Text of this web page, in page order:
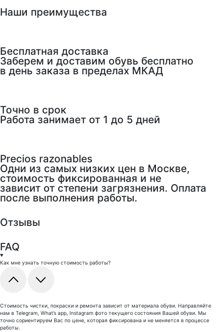
Наши преимущества
Бесплатная доставка
Заберем и доставим обувь бесплатно
в день заказа в пределах МКАД
Точно в срок
Работа занимает от 1 до 5 дней
Precios razonables
Одни из самых низких цен в Москве,
стоимость фиксированная и не
зависит от степени загрязнения. Оплата
после выполнения работы.
Отзывы
FAQ
Как мне узнать точную стоимость работы?
Стоимость чистки, покраски и ремонта зависит от материала обуви. Направляйте
нам в Telegram, What’s app, Instagram фото текущего состояния Вашей обуви. Мы
точно сориентируем Вас по цене, которая фиксирована и не меняется в процессе
работы.